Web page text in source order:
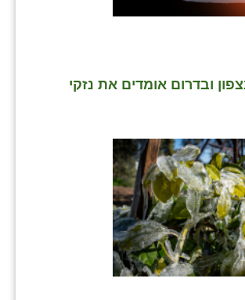
ובדרום אומדים את נזקי